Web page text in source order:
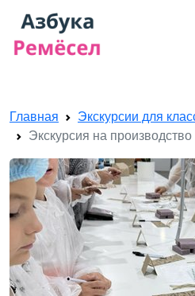
Главная
Экскурсии для
Экскурсия на производство